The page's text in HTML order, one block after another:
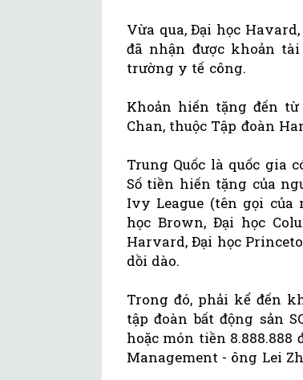
Vừa qua, Đại học
đã nhận được khoản
trường y tế công.
Khoản hiến tặng đến
Chan, thuộc Tập đoàn
Trung Quốc là quốc gia
Số tiền hiến tặng của
Ivy League (tên gọi của
học Brown, Đại học
Harvard, Đại học
dồi dào.
Trong đó, phải kể đến
tập đoàn bất động sản
hoặc món tiền
Management - ông Lei